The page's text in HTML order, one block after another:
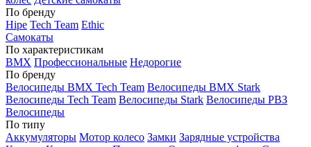
По бренду
Hipe Tech Team Ethic
Самокаты
По характеристикам
BMX Профессиональные Недорогие
По бренду
Велосипеды BMX Tech Team Велосипеды BMX Stark
Велосипеды Tech Team Велосипеды Stark Велосипеды РВЗ
Велосипеды
По типу
Аккумуляторы Мотор колесо Замки Зарядные устройства